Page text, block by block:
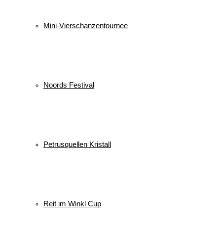
Mini-Vierschanzentournee
Noords Festival
Petrusquellen Kristall
Reit im Winkl Cup